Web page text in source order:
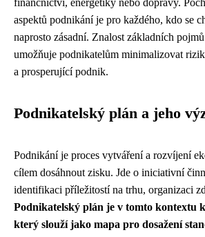
finančnictví, energetiky nebo dopravy.
aspektů podnikání je pro každého, kdo se
naprosto zásadní. Znalost základních
umožňuje podnikatelům minimalizovat
a prosperující podnik.
Podnikatelský plán a jeho
Podnikání je proces vytváření a rozvíjení
cílem dosáhnout zisku. Jde o iniciativní
identifikaci příležitostí na trhu, organizaci
Podnikatelský plán je v tomto kontextu
který slouží jako mapa pro dosažení